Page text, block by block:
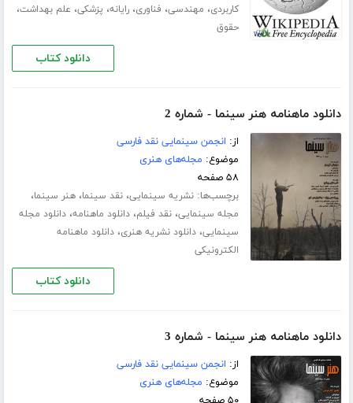
کاربردی، مهندسی، فناوری،رایانه، پزشکی، علم بهداشت،
حقوق
دانلود کتاب
دانلود ماهنامه هنر سینما - شماره 2
از: انجمن سینمایی نقد فارسی
موضوع: مجله‌های هنری
۵۸ صفحه
برچسب‌ها:نشریه سینمایی،نقد سینما،هنر سینما،
مجله سینمایی،نقد فیلم،دانلود ماهنامه،دانلود مجله
سینمایی،دانلود نشریه هنری،دانلود ماهنامه
الکترونیکی
دانلود کتاب
دانلود ماهنامه هنر سینما - شماره 3
از: انجمن سینمایی نقد فارسی
موضوع: مجله‌های هنری